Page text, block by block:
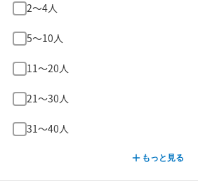
2〜4人
5〜10人
11〜20人
21〜30人
31〜40人
もっと見る